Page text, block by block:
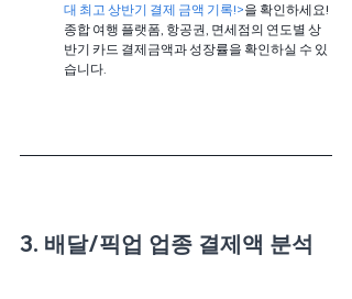
대 최고 상반기 결제 금액 기록!>을 확인하세요!
종합 여행 플랫폼, 항공권, 면세점의 연도별 상
반기 카드 결제금액과 성장률을 확인하실 수 있
습니다.
3. 배달/픽업 업종 결제액 분석